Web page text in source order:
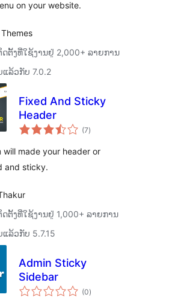
on your website.
ຕັ້ງທີ່ໃຊ້ງານຢູ່ 2,000+ ລາຍການ
ລ້ວກັບ 7.0.2
Fixed And Sticky
Header
(7ຄະແນນ
ທັງໝົດ
)
will made your header or
and sticky.
ຕັ້ງທີ່ໃຊ້ງານຢູ່ 1,000+ ລາຍການ
ລ້ວກັບ 5.7.15
Admin Sticky
Sidebar
(0ຄະແນນ
ທັງໝົດ
)